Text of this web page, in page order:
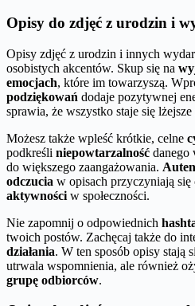
Opisy do zdjęć z urodzin i
Opisy zdjęć z urodzin i innych
osobistych akcentów. Skup się na
emocjach, które im towarzyszą.
podziękowań dodaje pozytywnej
sprawia, że wszystko staje się
Możesz także wpleść krótkie, celne
podkreśli niepowtarzalność danego
do większego zaangażowania.
odczucia w opisach przyczyniają się
aktywności w społeczności.
Nie zapomnij o odpowiednich
twoich postów. Zachęcaj także do
działania. W ten sposób opisy stają
utrwala wspomnienia, ale również
grupę odbiorców.